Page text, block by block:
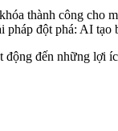
thành công
đột phá: AI tạo
đến những